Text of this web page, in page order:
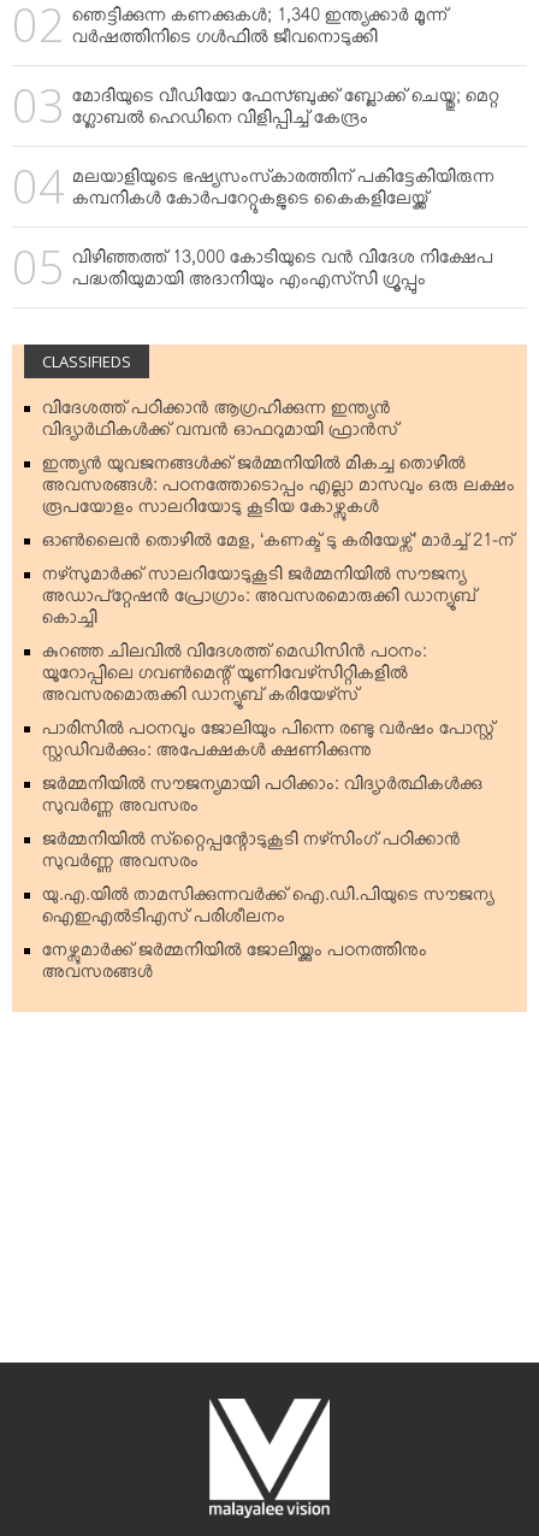
ഞെട്ടിക്കുന്ന കണക്കുകള്‍; 1,340 ഇന്ത്യക്കാര്‍ മൂന്ന്
വര്‍ഷത്തിനിടെ ഗള്‍ഫില്‍ ജീവനൊടുക്കി
മോദിയുടെ വീഡിയോ ഫേസ്ബുക്ക് ബ്ലോക്ക് ചെയ്തു; മെറ്റ
ഗ്ലോബല്‍ ഹെഡിനെ വിളിപ്പിച്ച് കേന്ദ്രം
മലയാളിയുടെ ഭഷ്യസംസ്‌കാരത്തിന് പകിട്ടേകിയിരുന്ന
കമ്പനികള്‍ കോര്‍പറേറ്റുകളുടെ കൈകളിലേയ്ക്ക്
വിഴിഞ്ഞത്ത് 13,000 കോടിയുടെ വന്‍ വിദേശ നിക്ഷേപ
പദ്ധതിയുമായി അദാനിയും എംഎസ്‌സി ഗ്രൂപ്പും
CLASSIFIEDS
വിദേശത്ത് പഠിക്കാന്‍ ആഗ്രഹിക്കുന്ന ഇന്ത്യന്‍
വിദ്യാര്‍ഥികള്‍ക്ക് വമ്പന്‍ ഓഫറുമായി ഫ്രാന്‍സ്
ഇന്ത്യന്‍ യുവജനങ്ങള്‍ക്ക് ജര്‍മ്മനിയില്‍ മികച്ച തൊഴില്‍
അവസരങ്ങള്‍: പഠനത്തോടൊപ്പം എല്ലാ മാസവും ഒരു ലക്ഷം
രൂപയോളം സാലറിയോടു കൂടിയ കോഴ്സുകള്‍
ഓണ്‍ലൈന്‍ തൊഴില്‍ മേള, ‘കണക്ട് ടു കരിയേഴ്സ്’ മാര്‍ച്ച് 21-ന്
നഴ്‌സുമാര്‍ക്ക് സാലറിയോടുകൂടി ജര്‍മ്മനിയില്‍ സൗജന്യ
അഡാപ്റ്റേഷന്‍ പ്രോഗ്രാം: അവസരമൊരുക്കി ഡാന്യൂബ്
കൊച്ചി
കുറഞ്ഞ ചിലവില്‍ വിദേശത്ത് മെഡിസിന്‍ പഠനം:
യൂറോപ്പിലെ ഗവണ്‍മെന്റ് യൂണിവേഴ്‌സിറ്റികളില്‍
അവസരമൊരുക്കി ഡാന്യൂബ് കരിയേഴ്‌സ്
പാരിസില്‍ പഠനവും ജോലിയും പിന്നെ രണ്ടു വര്‍ഷം പോസ്റ്റ്
സ്റ്റഡിവര്‍ക്കും: അപേക്ഷകള്‍ ക്ഷണിക്കുന്നു
ജര്‍മ്മനിയില്‍ സൗജന്യമായി പഠിക്കാം: വിദ്യാര്‍ത്ഥികള്‍ക്കു
സുവര്‍ണ്ണ അവസരം
ജര്‍മ്മനിയില്‍ സ്‌റ്റൈപ്പന്റോടുകൂടി നഴ്‌സിംഗ് പഠിക്കാന്‍
സുവര്‍ണ്ണ അവസരം
യു.എ.യില്‍ താമസിക്കുന്നവര്‍ക്ക് ഐ.ഡി.പിയുടെ സൗജന്യ
ഐഇഎല്‍ടിഎസ് പരിശീലനം
നേഴ്സുമാര്‍ക്ക് ജര്‍മ്മനിയില്‍ ജോലിയ്ക്കും പഠനത്തിനും
അവസരങ്ങള്‍